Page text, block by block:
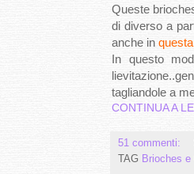
Queste
di diverso a
anche in questa
In questo
tagliandole a
CONTINUA A
51 commenti:
TAG Brioches